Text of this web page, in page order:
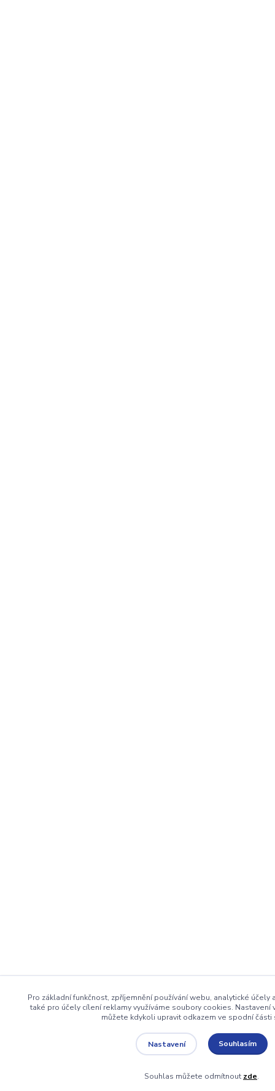
Pro základní funkčnost, zpříjemnění používání webu, analytické
také pro účely cílení reklamy využíváme soubory cookies.
můžete kdykoli upravit odkazem ve spodní části
Nastavení Souhlasím
Souhlas můžete odmítnout zde.